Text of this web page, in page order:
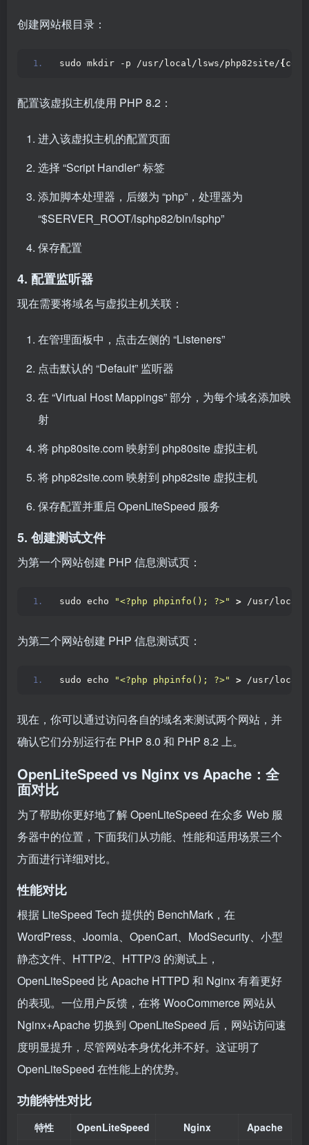
创建网站根目录：
sudo mkdir -p /usr/local/lsws/php82site/{
配置该虚拟主机使用 PHP 8.2：
进入该虚拟主机的配置页面
选择 “Script Handler” 标签
添加脚本处理器，后缀为 “php”，处理器为
“$SERVER_ROOT/lsphp82/bin/lsphp”
保存配置
4. 配置监听器
现在需要将域名与虚拟主机关联：
在管理面板中，点击左侧的 “Listeners”
点击默认的 “Default” 监听器
在 “Virtual Host Mappings” 部分，为每个域名添加映
射
将 php80site.com 映射到 php80site 虚拟主机
将 php82site.com 映射到 php82site 虚拟主机
保存配置并重启 OpenLiteSpeed 服务
5. 创建测试文件
为第一个网站创建 PHP 信息测试页：
sudo echo "<?php phpinfo(); ?>" > /usr/local/
为第二个网站创建 PHP 信息测试页：
sudo echo "<?php phpinfo(); ?>" > /usr/local/
现在，你可以通过访问各自的域名来测试两个网站，并
确认它们分别运行在 PHP 8.0 和 PHP 8.2 上。
OpenLiteSpeed vs Nginx vs Apache：全
面对比
为了帮助你更好地了解 OpenLiteSpeed 在众多 Web 服
务器中的位置，下面我们从功能、性能和适用场景三个
方面进行详细对比。
性能对比
根据 LiteSpeed Tech 提供的 BenchMark，在
WordPress、Joomla、OpenCart、ModSecurity、小型
静态文件、HTTP/2、HTTP/3 的测试上，
OpenLiteSpeed 比 Apache HTTPD 和 Nginx 有着更好
的表现。一位用户反馈，在将 WooCommerce 网站从
Nginx+Apache 切换到 OpenLiteSpeed 后，网站访问速
度明显提升，尽管网站本身优化并不好。这证明了
OpenLiteSpeed 在性能上的优势。
功能特性对比
特性 OpenLiteSpeed Nginx Apache